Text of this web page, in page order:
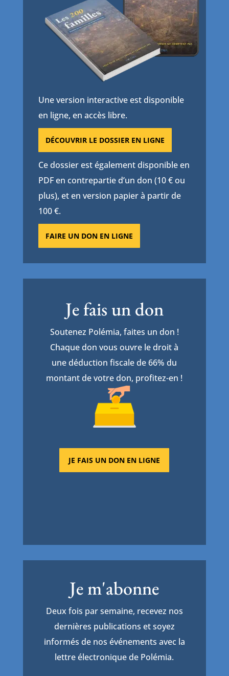
Une version interactive est disponible
en ligne, en accès libre.
DÉCOUVRIR LE DOSSIER EN LIGNE
Ce dossier est également disponible en
PDF en contrepartie d’un don (10 € ou
plus), et en version papier à partir de
100 €.
FAIRE UN DON EN LIGNE
Je fais un don
Soutenez Polémia, faites un don !
Chaque don vous ouvre le droit à
une déduction fiscale de 66% du
montant de votre don, profitez-en !
JE FAIS UN DON EN LIGNE
Je m'abonne
Deux fois par semaine, recevez nos
dernières publications et soyez
informés de nos événements avec la
lettre électronique de Polémia.